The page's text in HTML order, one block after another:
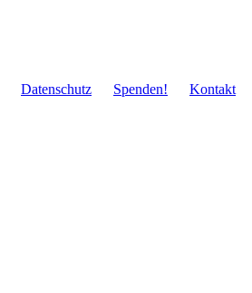
Daten­schutz Spenden! Kontakt